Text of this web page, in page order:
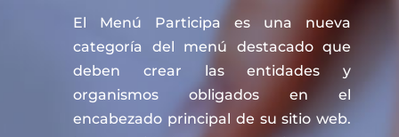
El Menú Participa es una nueva
categoría del menú destacado que
deben crear las entidades y
organismos obligados en el
encabezado principal de su sitio web.